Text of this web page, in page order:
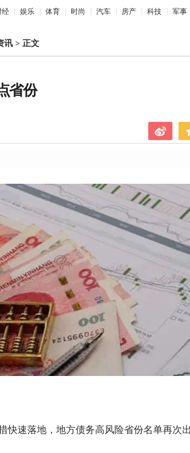
经 娱乐 体育 时尚 汽车 房产 科技 军事
讯 > 正文
省份
速落地，地方债务高风险省份名单再次出